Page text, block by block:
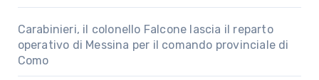
Carabinieri, il colonello Falcone lascia il reparto
operativo di Messina per il comando provinciale di
Como